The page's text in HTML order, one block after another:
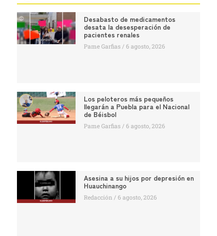
Desabasto de medicamentos
desata la desesperación de
pacientes renales
Pame Garfias 6 agosto, 2026
Los peloteros más pequeños
llegarán a Puebla para el Nacional
de Béisbol
Pame Garfias 6 agosto, 2026
Asesina a su hijos por depresión en
Huauchinango
Redacción 6 agosto, 2026